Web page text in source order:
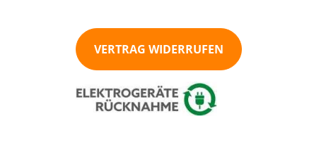
VERTRAG WIDERRUFEN